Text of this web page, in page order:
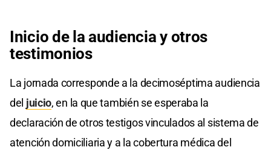
Inicio de la audiencia y otros
testimonios
La jornada corresponde a la decimoséptima audiencia
del juicio, en la que también se esperaba la
declaración de otros testigos vinculados al sistema de
atención domiciliaria y a la cobertura médica del